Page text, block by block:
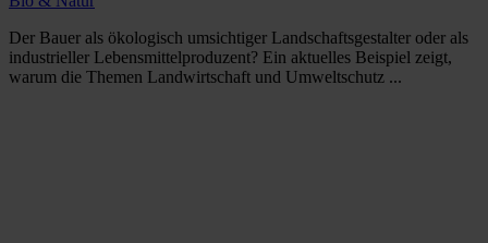
Der Bauer als ökologisch umsichtiger Landschaftsgestalter oder als
industrieller Lebensmittelproduzent? Ein aktuelles Beispiel zeigt,
warum die Themen Landwirtschaft und Umweltschutz ...